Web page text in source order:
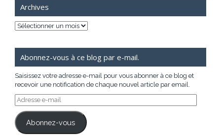
Archives
Archives
Abonnez-vous à ce blog par e-mail.
Saisissez votre adresse e-mail pour vous abonner à ce blog et
recevoir une notification de chaque nouvel article par email.
Adresse
e-
mail
Abonnez-vous